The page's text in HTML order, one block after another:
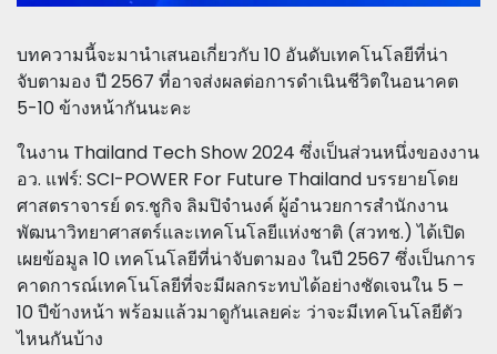
บทความนี้จะมานำเสนอเกี่ยวกับ 10 อันดับเทคโนโลยีที่น่า
จับตามอง ปี 2567 ที่อาจส่งผลต่อการดำเนินชีวิตในอนาคต
5-10 ข้างหน้ากันนะคะ
ในงาน Thailand Tech Show 2024 ซึ่งเป็นส่วนหนึ่งของงาน
อว. แฟร์: SCI-POWER For Future Thailand บรรยายโดย
ศาสตราจารย์ ดร.ชูกิจ ลิมปิจำนงค์ ผู้อำนวยการสำนักงาน
พัฒนาวิทยาศาสตร์และเทคโนโลยีแห่งชาติ (สวทช.) ได้เปิด
เผยข้อมูล 10 เทคโนโลยีที่น่าจับตามอง ในปี 2567 ซึ่งเป็นการ
คาดการณ์เทคโนโลยีที่จะมีผลกระทบได้อย่างชัดเจนใน 5 –
10 ปีข้างหน้า พร้อมแล้วมาดูกันเลยค่ะ ว่าจะมีเทคโนโลยีตัว
ไหนกันบ้าง